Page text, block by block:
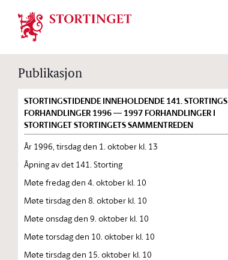
Stortinget.no
Publikasjon
STORTINGSTIDENDE INNEHOLDENDE 141. STORTINGS
FORHANDLINGER 1996 — 1997 FORHANDLINGER I
STORTINGET STORTINGETS SAMMENTREDEN
År 1996, tirsdag den 1. oktober kl. 13
Åpning av det 141. Storting
Møte fredag den 4. oktober kl. 10
Møte tirsdag den 8. oktober kl. 10
Møte onsdag den 9. oktober kl. 10
Møte torsdag den 10. oktober kl. 10
Møte tirsdag den 15. oktober kl. 10